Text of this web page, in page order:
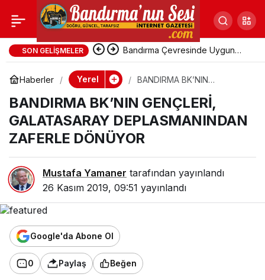
SON GELIŞMELER Bandırma Çevresinde Uygun
Haberler Yerel
BANDIRMA BK’NIN
DEPLASMANINDAN ZAFERLE
DÖNÜYOR
BANDIRMA BK’NIN GENÇLERİ,
GALATASARAY DEPLASMANINDAN
ZAFERLE DÖNÜYOR
Mustafa Yamaner tarafından yayınlandı
26 Kasım 2019, 09:51 yayınlandı
Google'da Abone Ol
0 Paylaş Beğen
BANDIRMA BK’NIN
GENÇLERİ,
GALATASARAY
DEPLASMANINDAN
ZAFERLE DÖNÜYOR